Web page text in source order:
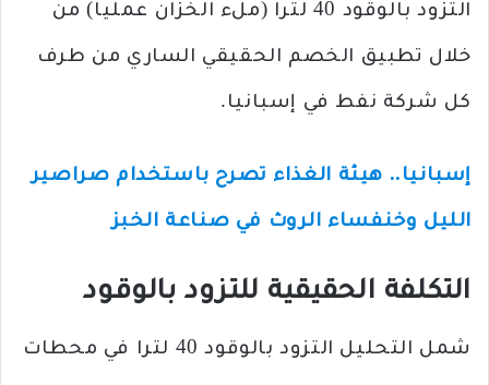
التزود بالوقود 40 لترا (ملء الخزان عمليا) من
خلال تطبيق الخصم الحقيقي الساري من طرف
كل شركة نفط في إسبانيا.
إسبانيا.. هيئة الغذاء تصرح باستخدام صراصير
الليل وخنفساء الروث في صناعة الخبز
التكلفة الحقيقية للتزود بالوقود
شمل التحليل التزود بالوقود 40 لترا في محطات